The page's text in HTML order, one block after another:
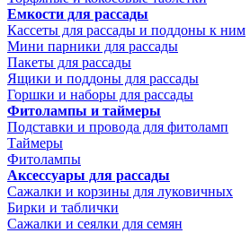
Емкости для рассады
Кассеты для рассады и поддоны к ним
Мини парники для рассады
Пакеты для рассады
Ящики и поддоны для рассады
Горшки и наборы для рассады
Фитолампы и таймеры
Подставки и провода для фитоламп
Таймеры
Фитолампы
Аксессуары для рассады
Сажалки и корзины для луковичных
Бирки и таблички
Сажалки и сеялки для семян